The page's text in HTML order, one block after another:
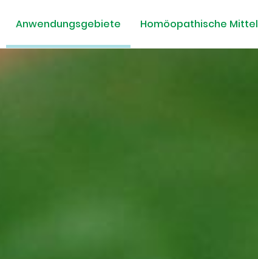
Anwendungsgebiete Homöopathische Mittel